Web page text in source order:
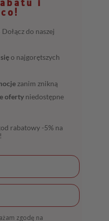
i
do naszej
o najgorętszych
zanim znikną
oferty niedostępne
rabatowy -5% na
zgodę na